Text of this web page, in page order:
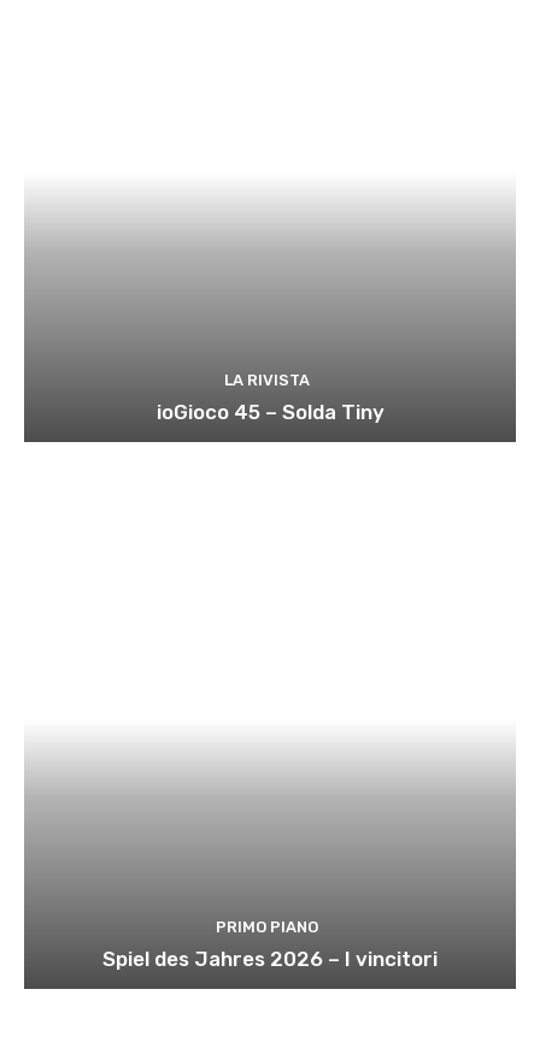
LA RIVISTA
ioGioco 45 – Solda Tiny
PRIMO PIANO
Spiel des Jahres 2026 – I vincitori